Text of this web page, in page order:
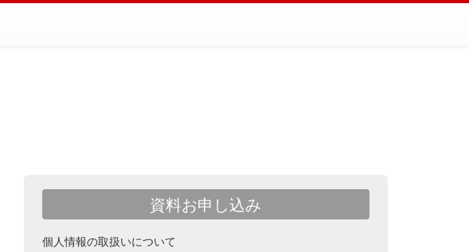
資料お申し込み
個人情報の取扱いについて